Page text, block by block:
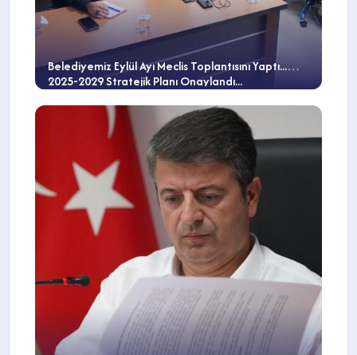
Belediyemiz Eylül Ayı Meclis Toplantısını Yaptı...
2025-2029 Stratejik Planı Onaylandı...